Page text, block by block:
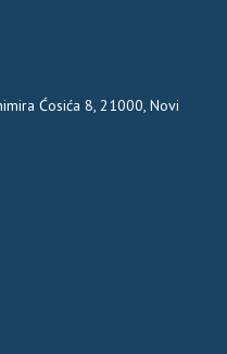
Ćosića 8, 21000, Novi